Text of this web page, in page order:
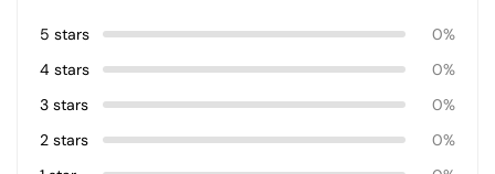
5 stars
0%
4 stars
0%
3 stars
0%
2 stars
0%